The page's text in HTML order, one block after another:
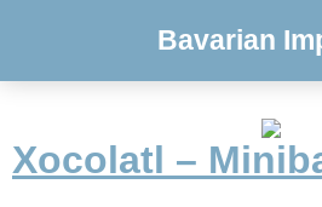
Bavarian
Xocolatl –